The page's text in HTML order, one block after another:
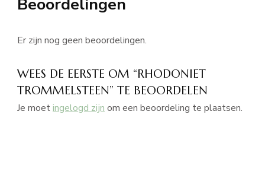
Er zijn nog geen beoordelingen.
WEES DE EERSTE OM “RHODONIET
TROMMELSTEEN” TE BEOORDELEN
Je moetingelogd zijn om een beoordeling te plaatsen.